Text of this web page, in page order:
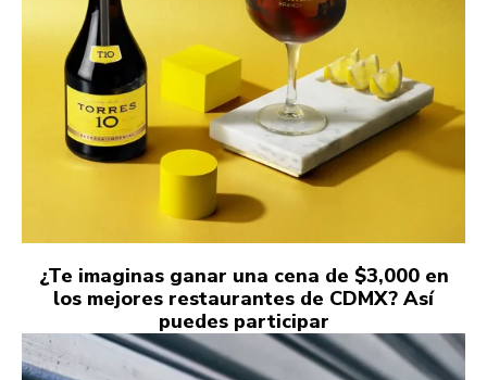
¿Te imaginas ganar una cena de $3,000 en
los mejores restaurantes de CDMX? Así
puedes participar